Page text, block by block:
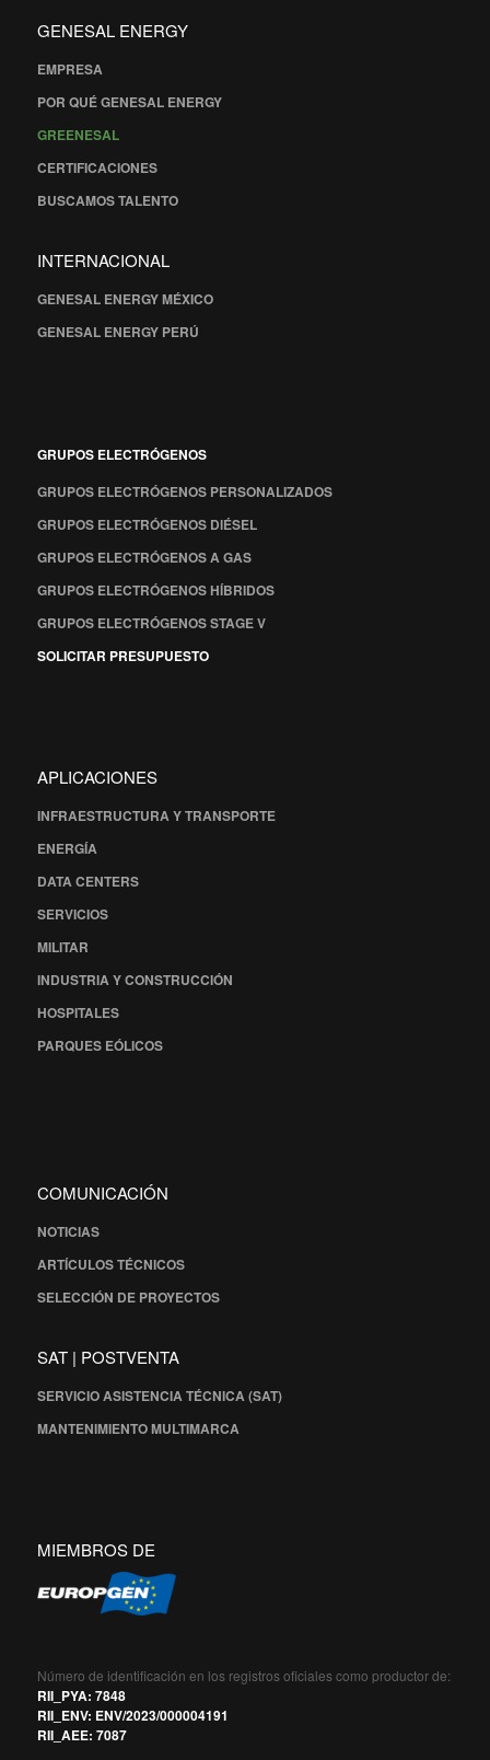
GENESAL ENERGY
EMPRESA
POR QUÉ GENESAL ENERGY
GREENESAL
CERTIFICACIONES
BUSCAMOS TALENTO
INTERNACIONAL
GENESAL ENERGY MÉXICO
GENESAL ENERGY PERÚ
GRUPOS ELECTRÓGENOS
GRUPOS ELECTRÓGENOS PERSONALIZADOS
GRUPOS ELECTRÓGENOS DIÉSEL
GRUPOS ELECTRÓGENOS A GAS
GRUPOS ELECTRÓGENOS HÍBRIDOS
GRUPOS ELECTRÓGENOS STAGE V
SOLICITAR PRESUPUESTO
APLICACIONES
INFRAESTRUCTURA Y TRANSPORTE
ENERGÍA
DATA CENTERS
SERVICIOS
MILITAR
INDUSTRIA Y CONSTRUCCIÓN
HOSPITALES
PARQUES EÓLICOS
COMUNICACIÓN
NOTICIAS
ARTÍCULOS TÉCNICOS
SELECCIÓN DE PROYECTOS
SAT | POSTVENTA
SERVICIO ASISTENCIA TÉCNICA (SAT)
MANTENIMIENTO MULTIMARCA
MIEMBROS DE
Número de identificación en los registros oficiales como productor de:
RII_PYA: 7848
RII_ENV: ENV/2023/000004191
RII_AEE: 7087